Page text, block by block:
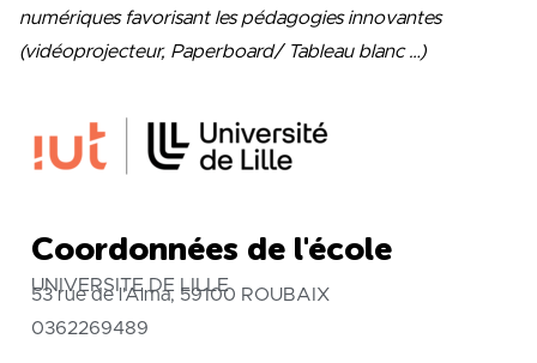
Coordonnées de l'école
UNIVERSITE DE LILLE
53 rue de l'Alma, 59100 ROUBAIX
0362269489
numériques favorisant les pédagogies innovantes
(vidéoprojecteur, Paperboard/ Tableau blanc …)